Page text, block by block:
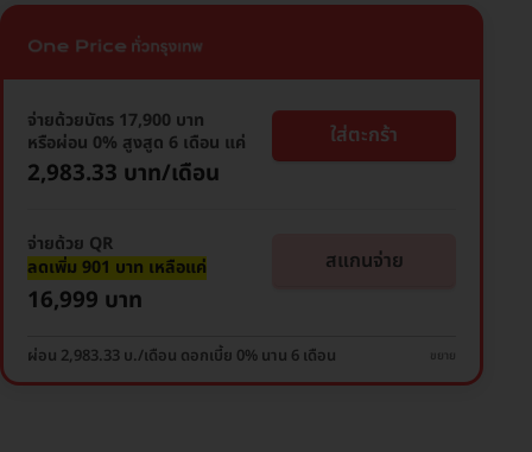
จ่ายด้วยบัตร 17,900 บาท
หรือผ่อน 0% สูงสูด 6 เดือน แค่
2,983.33 บาท/เดือน
ใส่ตะกร้า
จ่ายด้วย QR
ลดเพิ่ม 901 บาท เหลือแค่
16,999 บาท
สแกนจ่าย
ผ่อน 2,983.33 บ./เดือน ดอกเบี้ย 0% นาน 6 เดือน ขยาย